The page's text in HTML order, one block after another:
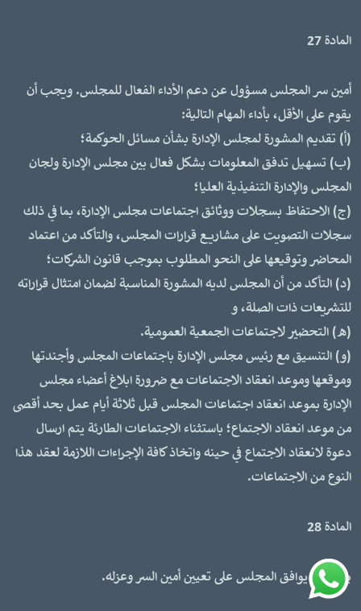
المادة 27
أمين سر المجلس مسؤول عن دعم الأداء الفعال للمجلس. ويجب أن
يقوم على الأقل، بأداء المهام التالية:
(أ) تقديم المشورة لمجلس الإدارة بشأن مسائل الحوكمة؛
(ب) تسهيل تدفق المعلومات بشكل فعال بين مجلس الإدارة ولجان
المجلس والإدارة التنفيذية العليا؛
(ج) الاحتفاظ بسجلات ووثائق اجتماعات مجلس الإدارة، بما في ذلك
سجلات التصويت على مشاريع قرارات المجلس، والتأكد من اعتماد
المحاضر وتوقيعها على النحو المطلوب بموجب قانون الشركات؛
(د) التأكد من أن المجلس لديه المشورة المناسبة لضمان امتثال قراراته
للتشريعات ذات الصلة، و
(ه) التحضير لاجتماعات الجمعية العمومية.
(و) التنسيق مع رئيس مجلس الإدارة باجتماعات المجلس وأجندتها
وموقعها وموعد انعقاد الاجتماعات مع ضرورة ابلاغ أعضاء مجلس
الإدارة بموعد انعقاد اجتماعات المجلس قبل ثلاثة أيام عمل بحد أقصى
من موعد انعقاد الاجتماع؛ باستثناء الاجتماعات الطارئة يتم ارسال
دعوة لانعقاد الاجتماع في حينه واتخاذ كافة الإجراءات اللازمة لعقد هذا
النوع من الاجتماعات.
المادة 28
يجب أن يوافق المجلس على تعيين أمين السر وعزله.